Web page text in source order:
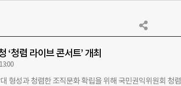
‘청렴 라이브 콘서트’ 개최
13:00
형성과 청렴한 조직문화 확립을 위해 국민권익위원회 청렴